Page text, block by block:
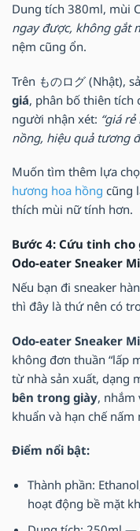
Dung tích 380ml, mùi
ngay được, không gắt
nệm cũng ổn.
Trên ものログ (Nhật),
giá, phân bố thiên tích
người nhận xét: “giá
nồng, hiệu quả tương
Muốn tìm thêm lựa
hương hoa hồng cũng
thích mùi nữ tính hơn.
Bước 4: Cứu tinh
Odo-eater Sneaker
Nếu bạn đi sneaker
thì đây là thứ nên có
Odo-eater Sneaker
không đơn thuần “lấp
từ nhà sản xuất, dạng
bên trong giày, nhắm
khuẩn và hạn chế nấm
Điểm nổi bật:
Thành phần:
hoạt động bề mặt